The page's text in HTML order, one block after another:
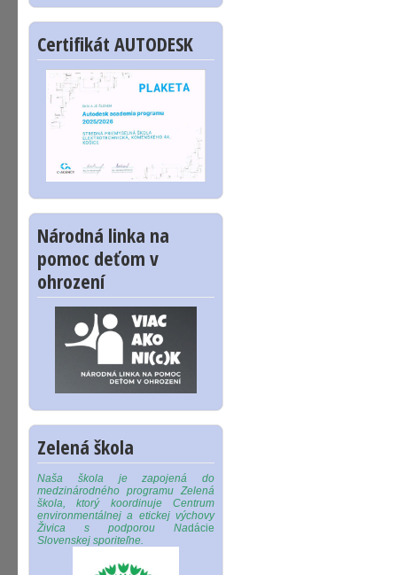
Certifikát AUTODESK
Národná linka na
pomoc deťom v
ohrození
Zelená škola
Naša škola je zapojená do
medzinárodného programu Zelená
škola, ktorý koordinuje Centrum
environmentálnej a etickej výchovy
Živica s podporou Nadácie
Slovenskej sporiteľne.